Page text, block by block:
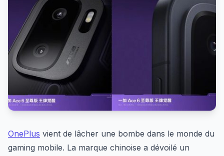
OnePlus vient de lâcher une bombe dans le monde du
gaming mobile. La marque chinoise a dévoilé un